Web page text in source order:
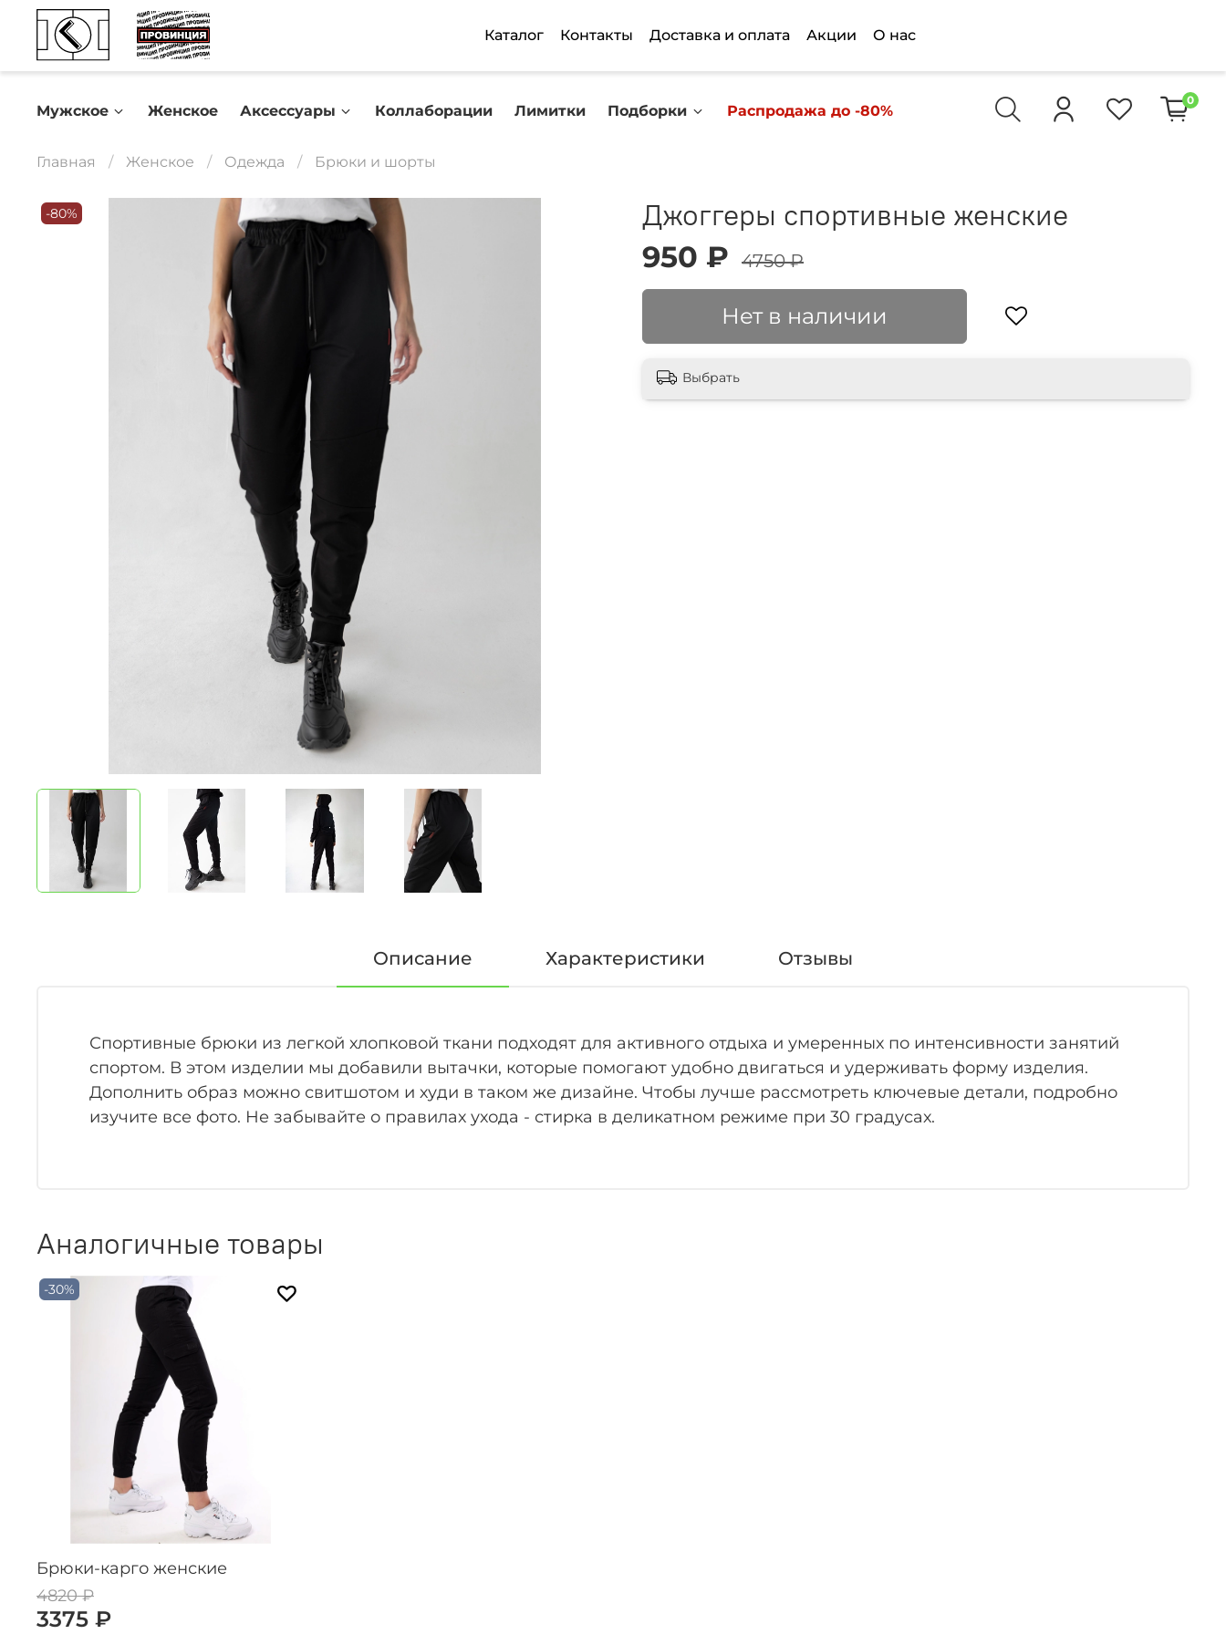
Каталог Контакты Доставка и оплата Акции О нас
0
Мужское Женское Аксессуары Коллаборации Лимитки Подборки Распродажа до -80%
Главная Женское Одежда Брюки и шорты
-80% Джоггеры спортивные женские
950 ₽ 4750 ₽
Нет в наличии
Выбрать
Описание Характеристики Отзывы
Спортивные брюки из легкой хлопковой ткани подходят для активного отдыха и умеренных по интенсивности занятий
спортом. В этом изделии мы добавили вытачки, которые помогают удобно двигаться и удерживать форму изделия.
Дополнить образ можно свитшотом и худи в таком же дизайне. Чтобы лучше рассмотреть ключевые детали, подробно
изучите все фото. Не забывайте о правилах ухода - стирка в деликатном режиме при 30 градусах.
Аналогичные товары
-30%
Брюки-карго женские
4820 ₽
3375 ₽